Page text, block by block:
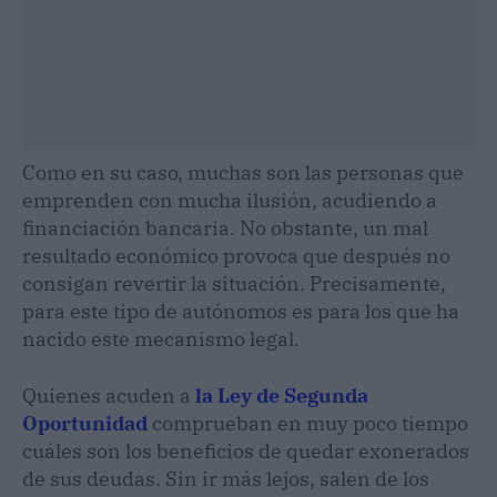
Como en su caso, muchas son las personas que
emprenden con mucha ilusión, acudiendo a
financiación bancaria. No obstante, un mal
resultado económico provoca que después no
consigan revertir la situación. Precisamente,
para este tipo de autónomos es para los que ha
nacido este mecanismo legal.
Quienes acuden a la Ley de Segunda
Oportunidad comprueban en muy poco tiempo
cuáles son los beneficios de quedar exonerados
de sus deudas. Sin ir más lejos, salen de los